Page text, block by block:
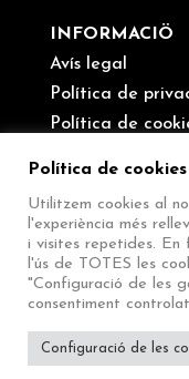
INFORMACIÖ
Avís legal
Política de
Política de
SEGUEIX-NOS
Política de cookies
Utilitzem cookies al
l'experiència més
i visites repetides.
l'ús de TOTES les
"Configuració de les
consentiment
Configuració de les